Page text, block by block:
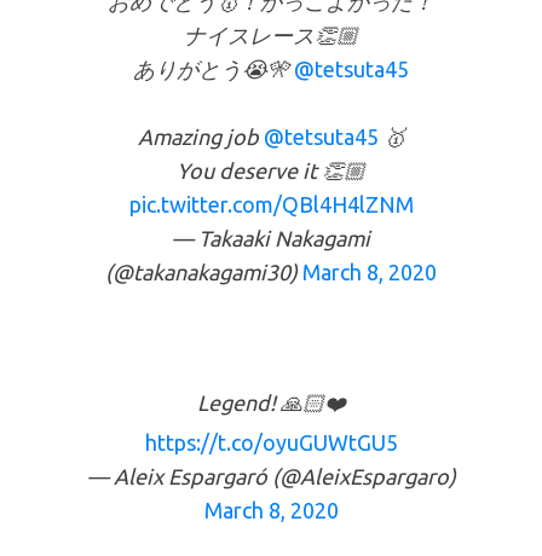
ナイスレース👏🏼
ありがとう😭🎌@tetsuta45
Amazing job @tetsuta45 🥇
You deserve it 👏🏼
pic.twitter.com/QBl4H4lZNM
— Takaaki Nakagami
(@takanakagami30) March 8, 2020
Legend! 🙏🏻❤️
https://t.co/oyuGUWtGU5
— Aleix Espargaró (@AleixEspargaro)
March 8, 2020